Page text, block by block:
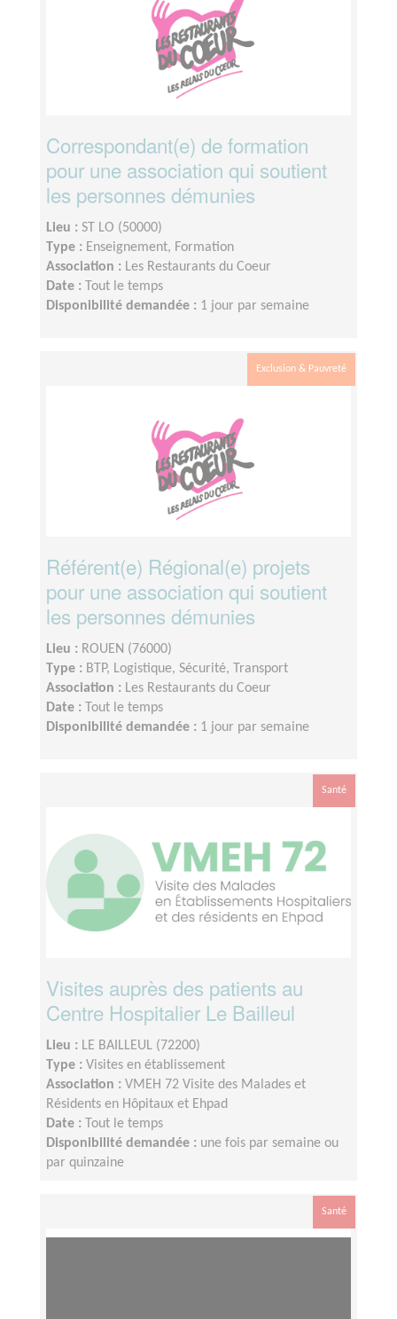
Correspondant(e) de formation
pour une association qui soutient
les personnes démunies
Lieu : ST LO (50000)
Type : Enseignement, Formation
Association : Les Restaurants du Coeur
Date :
Tout le temps
Disponibilité demandée : 1 jour par semaine
Exclusion & Pauvreté
Référent(e) Régional(e) projets
pour une association qui soutient
les personnes démunies
Lieu : ROUEN (76000)
Type : BTP, Logistique, Sécurité, Transport
Association : Les Restaurants du Coeur
Date :
Tout le temps
Disponibilité demandée : 1 jour par semaine
Santé
Visites auprès des patients au
Centre Hospitalier Le Bailleul
Lieu : LE BAILLEUL (72200)
Type : Visites en établissement
Association : VMEH 72 Visite des Malades et
Résidents en Hôpitaux et Ehpad
Date :
Tout le temps
Disponibilité demandée : une fois par semaine ou
par quinzaine
Santé